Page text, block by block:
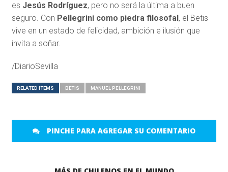
es Jesús Rodríguez, pero no será la última a buen
seguro. Con Pellegrini como piedra filosofal, el Betis
vive en un estado de felicidad, ambición e ilusión que
invita a soñar.
/DiarioSevilla
RELATED ITEMS BETIS MANUEL PELLEGRINI
PINCHE PARA AGREGAR SU COMENTARIO